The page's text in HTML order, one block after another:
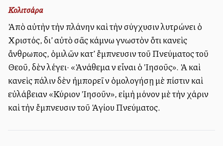
Κολιτσάρα
Ἀπὸ αὐτὴν τὴν πλάνην καὶ τὴν σύγχυσιν λυτρώνει ὁ
Χριστός, δι’ αὐτὸ σᾶς κάμνω γνωστὸν ὅτι κανεὶς
ἄνθρωπος, ὁμιλῶν κατ’ ἔμπνευσιν τοῦ Πνεύματος τοῦ
Θεοῦ, δὲν λέγει· «Ἀνάθεμα νὰ εἶναι ὁ Ἰησοῦς». Ἀλλὰ καὶ
κανεὶς πάλιν δὲν ἠμπορεῖ νὰ ὁμολογήσῃ μὲ πίστιν καὶ
εὐλάβειαν «Κύριον Ἰησοῦν», εἰμὴ μόνον μὲ τὴν χάριν
καὶ τὴν ἔμπνευσιν τοῦ Ἁγίου Πνεύματος.